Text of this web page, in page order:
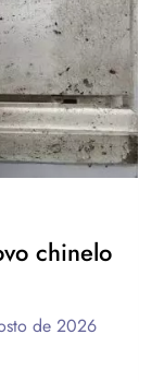
chinelo
de 2026